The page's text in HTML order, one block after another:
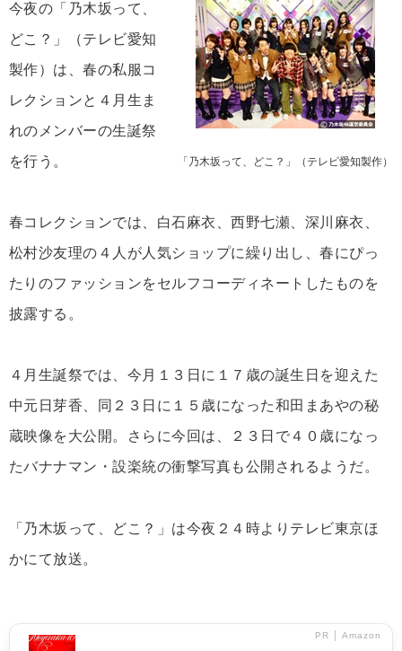
「乃木坂って、どこ？」（テレビ愛知製作）
今夜の「乃木坂って、
どこ？」（テレビ愛知
製作）は、春の私服コ
レクションと４月生ま
れのメンバーの生誕祭
を行う。
春コレクションでは、白石麻衣、西野七瀬、深川麻衣、
松村沙友理の４人が人気ショップに繰り出し、春にぴっ
たりのファッションをセルフコーディネートしたものを
披露する。
４月生誕祭では、今月１３日に１７歳の誕生日を迎えた
中元日芽香、同２３日に１５歳になった和田まあやの秘
蔵映像を大公開。さらに今回は、２３日で４０歳になっ
たバナナマン・設楽統の衝撃写真も公開されるようだ。
「乃木坂って、どこ？」は今夜２４時よりテレビ東京ほ
かにて放送。
PR │ Amazon